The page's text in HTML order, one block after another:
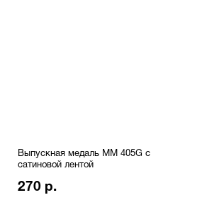
Выпускная медаль MM 405G с
сатиновой лентой
270 р.